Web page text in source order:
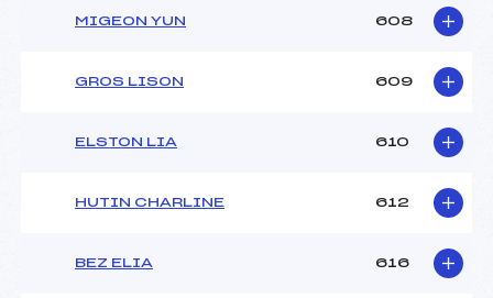
MIGEON YUN 608
GROS LISON 609
ELSTON LIA 610
HUTIN CHARLINE 612
BEZ ELIA 616